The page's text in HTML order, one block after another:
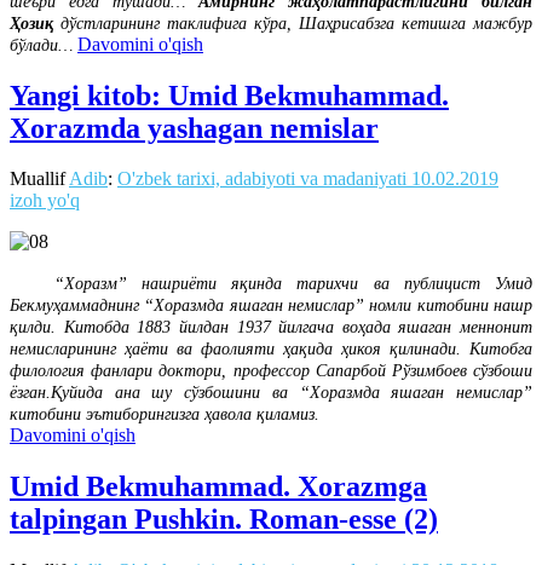
Ҳозиқдўстларининг таклифига кўра, Шаҳрисабзга кетишга мажбур
бўлади…
Davomini o'qish
Yangi kitob: Umid Bekmuhammad.
Xorazmda yashagan nemislar
MuallifAdib: O'zbek tarixi, adabiyoti va madaniyati 10.02.2019
izoh yo'q
“Хоразм” нашриёти яқинда тарихчи ва публицист Умид
Бекмуҳаммаднинг “Хоразмда яшаган немислар” номли китобини нашр
қилди. Китобда 1883 йилдан 1937 йилгача воҳада яшаган меннонит
немисларининг ҳаёти ва фаолияти ҳақида ҳикоя қилинади. Китобга
филология фанлари доктори, профессор Сапарбой Рўзимбоев сўзбоши
ёзган.Қуйида ана шу сўзбошини ва “Хоразмда яшаган немислар”
китобини эътиборингизга ҳавола қиламиз.
Davomini o'qish
Umid Bekmuhammad. Xorazmga
talpingan Pushkin. Roman-esse (2)